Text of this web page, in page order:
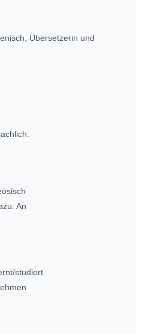
Übersetzerin und
An
studiert